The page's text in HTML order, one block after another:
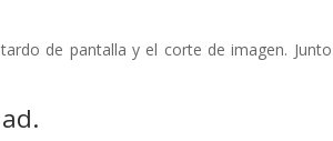
de pantalla y el corte de imagen.